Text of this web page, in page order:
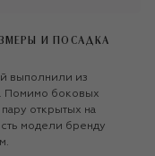
И ПОСАДКА
выполнили из
Помимо боковых
открытых на
модели бренду